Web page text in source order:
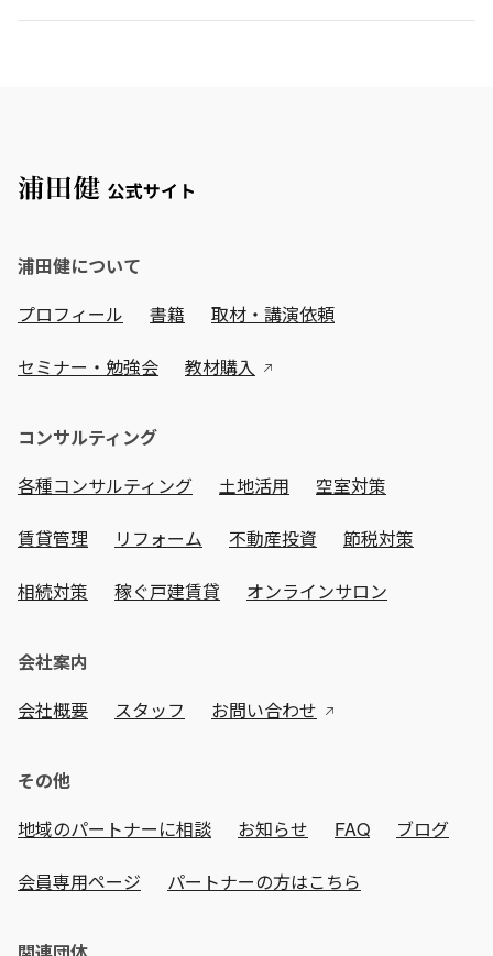
浦田健について
プロフィール
書籍 取材・講演依頼
セミナー・勉強会 教材購入
コンサルティング
各種コンサルティング
土地活用 空室対策
賃貸管理 リフォーム 不動産投資 節税対策
相続対策 稼ぐ戸建賃貸 オンラインサロン
会社案内
会社概要
スタッフ お問い合わせ
その他
地域のパートナーに相談
お知らせ FAQ ブログ
会員専用ページ パートナーの方はこちら